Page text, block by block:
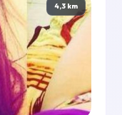
4,3 km